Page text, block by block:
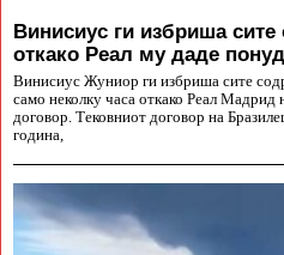
Винисиус ги избриша сите
откако Реал му даде
Винисиус Жуниор ги избриша сите
само неколку часа откако Реал
договор. Тековниот договор на
година,